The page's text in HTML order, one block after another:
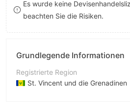
8
9
9
Es wurde keine
beachten Sie die Risiken.
Grundlegende Informationen
Registrierte Region
St. Vincent und die Grenadinen